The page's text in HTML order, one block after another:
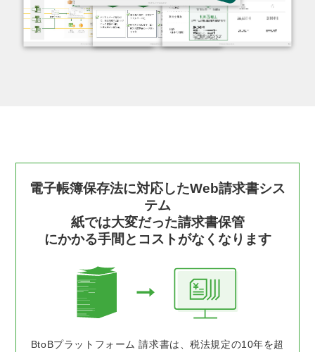
電子帳簿保存法に対応したWeb請求書シス
テム
紙では大変だった請求書保管
にかかる手間とコストがなくなります
BtoBプラットフォーム 請求書は、税法規定の10年を超